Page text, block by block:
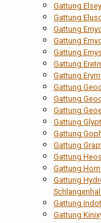
Gattung
Gattung
Gattung
Gattung
Gattung Emys
Gattung
Gattung
Gattung
Gattung
Gattung
Gattung
Gattung
Gattung
Gattung
Gattung
Gattung
Gattung
Gattung